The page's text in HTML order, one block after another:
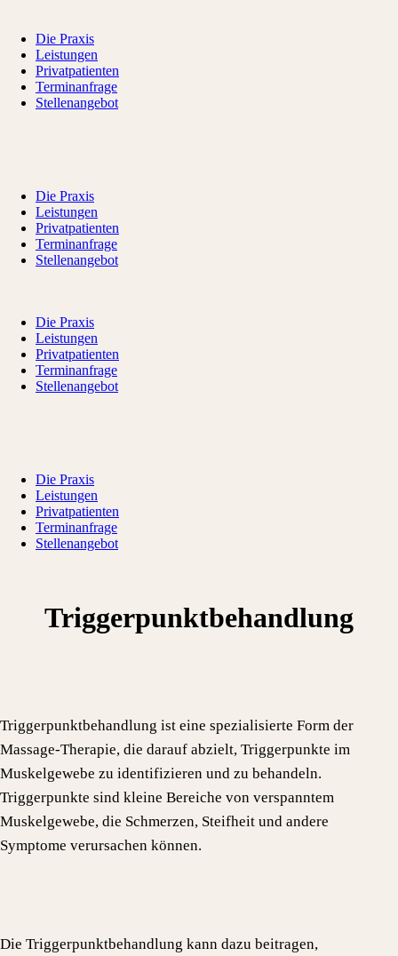
Die Praxis
Leistungen
Privatpatienten
Terminanfrage
Stellenangebot
Die Praxis
Leistungen
Privatpatienten
Terminanfrage
Stellenangebot
Die Praxis
Leistungen
Privatpatienten
Terminanfrage
Stellenangebot
Die Praxis
Leistungen
Privatpatienten
Terminanfrage
Stellenangebot
Triggerpunktbehandlung
Triggerpunktbehandlung ist eine spezialisierte Form der
Massage-Therapie, die darauf abzielt, Triggerpunkte im
Muskelgewebe zu identifizieren und zu behandeln.
Triggerpunkte sind kleine Bereiche von verspanntem
Muskelgewebe, die Schmerzen, Steifheit und andere
Symptome verursachen können.
Die Triggerpunktbehandlung kann dazu beitragen,